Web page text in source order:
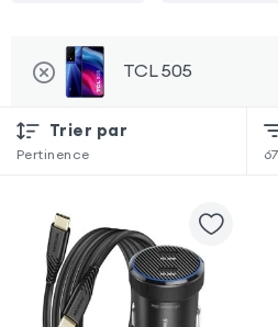
TCL 505
Trier par
Pertinence 67